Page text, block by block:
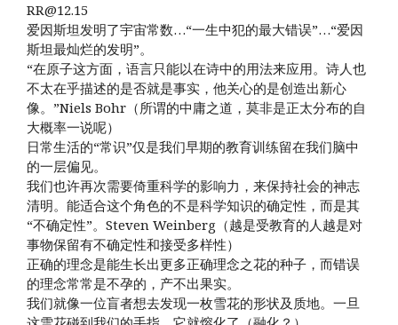
RR@12.15
爱因斯坦发明了宇宙常数…“一生中犯的最大错误”…“爱因
斯坦最灿烂的发明”。
“在原子这方面，语言只能以在诗中的用法来应用。诗人也
不太在乎描述的是否就是事实，他关心的是创造出新心
像。”Niels Bohr（所谓的中庸之道，莫非是正太分布的自
大概率一说呢）
日常生活的“常识”仅是我们早期的教育训练留在我们脑中
的一层偏见。
我们也许再次需要倚重科学的影响力，来保持社会的神志
清明。能适合这个角色的不是科学知识的确定性，而是其
“不确定性”。Steven Weinberg（越是受教育的人越是对
事物保留有不确定性和接受多样性）
正确的理念是能生长出更多正确理念之花的种子，而错误
的理念常常是不孕的，产不出果实。
我们就像一位盲者想去发现一枚雪花的形状及质地。一旦